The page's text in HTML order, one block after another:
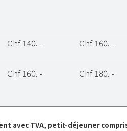
Chf 140. - Chf 160. -
Chf 160. - Chf 180. -
avec TVA, petit-déjeuner